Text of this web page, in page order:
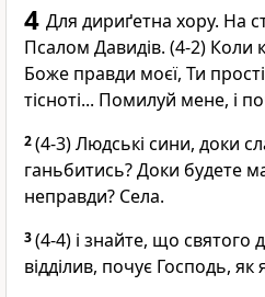
4 Для дириґетна хору. На
Псалом Давидів. (4-2) Коли
Боже правди моєї, Ти
тісноті... Помилуй мене, і
2(4-3) Людські сини, доки
ганьбитись? Доки будете
неправди? Села.
3(4-4) і знайте, що святого
відділив, почує Господь,